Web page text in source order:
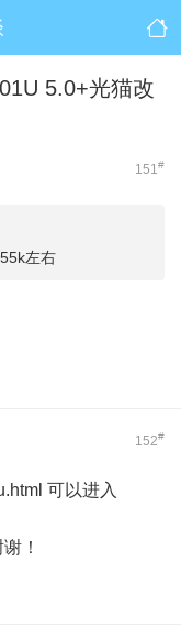
5.0+光猫改
151#
左右
152#
可以进入
！